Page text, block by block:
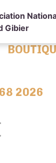
Gibier
2026